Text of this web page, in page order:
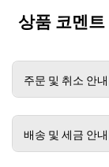
상품 코멘트
주문 및 취소 안내
배송 및 세금 안내